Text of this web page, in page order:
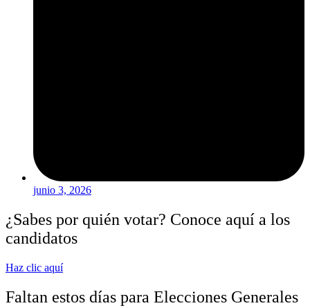
junio 3, 2026
¿Sabes por quién votar? Conoce aquí a los
candidatos
Haz clic aquí
Faltan estos días para Elecciones Generales